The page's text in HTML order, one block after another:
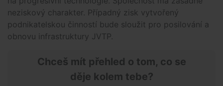
neziskový charakter. Případný zisk vytvořený
podnikatelskou činností bude sloužit pro posilování a
obnovu infrastruktury JVTP.
Chceš mít přehled o tom, co se
děje kolem tebe?